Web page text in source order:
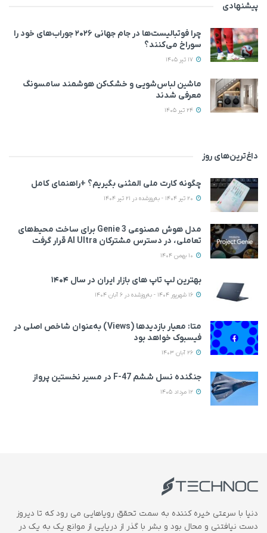
پیشنهادی
چرا فوتبالیست‌ها در جام جهانی ۲۰۲۶ جوراب‌های خود را
سوراخ می‌کنند؟
ماشین لباس‌شویی‌ و خشک‌کن هوشمند سامسونگ
معرفی شدند
داغ‌ترین‌های روز
چگونه کارت ملی المثنی بگیریم؟ +راهنمای کامل
مدل هوش مصنوعی Genie 3 برای ساخت محیط‌های
تعاملی، در دسترس مشترکان AI Ultra قرار گرفت
بهترین لپ تاپ های بازار ایران در سال ۱۴۰۴
متا: معیار بازدیدها (Views) به‌عنوان شاخص اصلی در
فیسبوک خواهد بود
جنگنده نسل ششم F-47 در مسیر نخستین پرواز
دنیا با سرعتی خیره کننده به سمت تحقق رویاهایی می رود که تا دیروز
دست نیافتنی و محال بود و بشر با گذر از دریایی از موانع یک به یک در